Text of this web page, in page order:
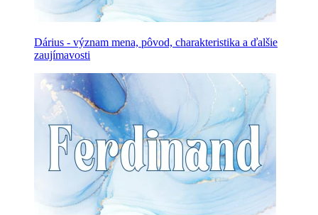
Dárius - význam mena, pôvod, charakteristika a ďalšie
zaujímavosti